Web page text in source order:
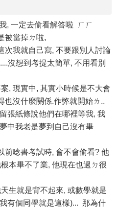
, 一定去偷看解答啦 ㄏㄏ
被當掉ㄉ啦,
次我就自己寫, 不要跟別人討論
沒想到考提太簡單, 不用看別
, 現實中, 其實小時候是不大會
也沒什麼關係.作弊就開始ㄌ..
張紙條說他們在哪裡等我, 我
中我老是夢到自己沒有畢
前唸書考試時, 會不會偷看? 他
本畢不了業, 他現在也過ㄉ很
生就是背不起來, 或數學就是
有個同學就是這樣)... 那為什